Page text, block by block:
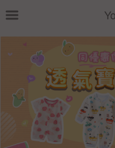
上架時間 銷售價格
樣式尺寸篩選
全部樣式 粉
紫
咖啡熊